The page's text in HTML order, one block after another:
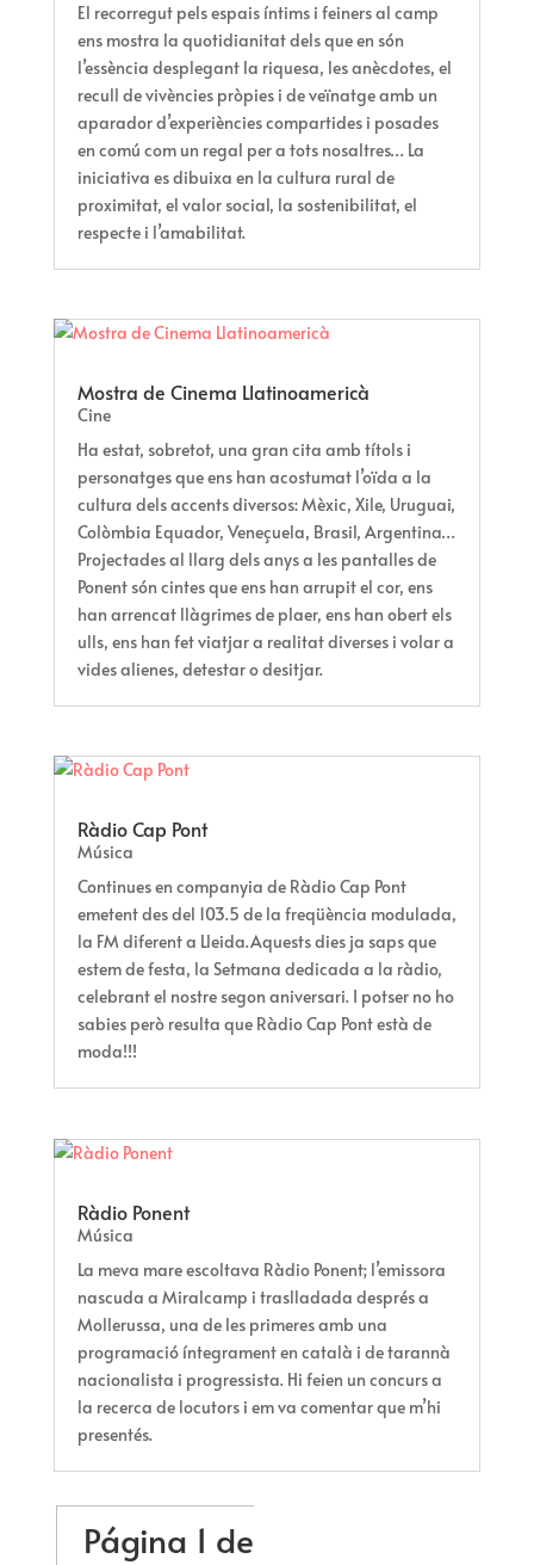
El recorregut pels espais íntims i feiners al camp
ens mostra la quotidianitat dels que en són
l’essència desplegant la riquesa, les anècdotes, el
recull de vivències pròpies i de veïnatge amb un
aparador d’experiències compartides i posades
en comú com un regal per a tots nosaltres… La
iniciativa es dibuixa en la cultura rural de
proximitat, el valor social, la sostenibilitat, el
respecte i l’amabilitat.
Mostra de Cinema Llatinoamericà
Cine
Ha estat, sobretot, una gran cita amb títols i
personatges que ens han acostumat l’oïda a la
cultura dels accents diversos: Mèxic, Xile, Uruguai,
Colòmbia Equador, Veneçuela, Brasil, Argentina…
Projectades al llarg dels anys a les pantalles de
Ponent són cintes que ens han arrupit el cor, ens
han arrencat llàgrimes de plaer, ens han obert els
ulls, ens han fet viatjar a realitat diverses i volar a
vides alienes, detestar o desitjar.
Ràdio Cap Pont
Música
Continues en companyia de Ràdio Cap Pont
emetent des del 103.5 de la freqüència modulada,
la FM diferent a Lleida.Aquests dies ja saps que
estem de festa, la Setmana dedicada a la ràdio,
celebrant el nostre segon aniversari. I potser no ho
sabies però resulta que Ràdio Cap Pont està de
moda!!!
Ràdio Ponent
Música
La meva mare escoltava Ràdio Ponent; l’emissora
nascuda a Miralcamp i traslladada després a
Mollerussa, una de les primeres amb una
programació íntegrament en català i de tarannà
nacionalista i progressista. Hi feien un concurs a
la recerca de locutors i em va comentar que m’hi
presentés.
Página 1 de